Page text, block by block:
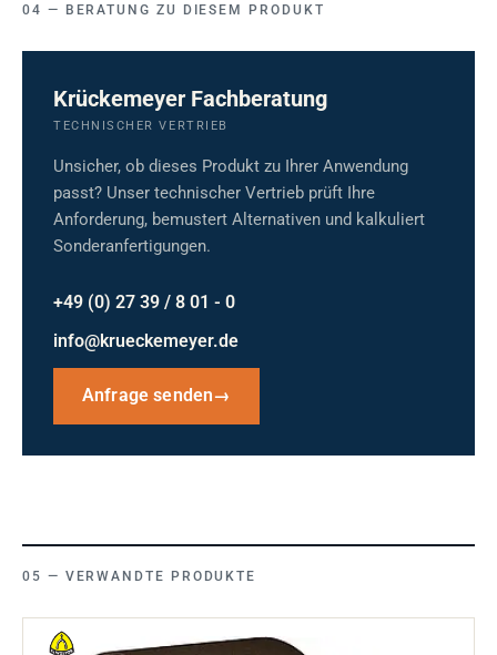
BERATUNG ZU DIESEM PRODUKT
Krückemeyer Fachberatung
TECHNISCHER VERTRIEB
Unsicher, ob dieses Produkt zu Ihrer Anwendung
passt? Unser technischer Vertrieb prüft Ihre
Anforderung, bemustert Alternativen und kalkuliert
Sonderanfertigungen.
+49 (0) 27 39 / 8 01 - 0
info@krueckemeyer.de
Anfrage senden→
VERWANDTE PRODUKTE